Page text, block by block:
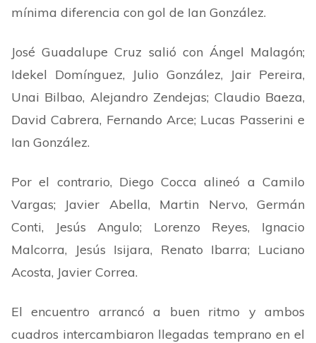
mínima diferencia con gol de Ian González.
José Guadalupe Cruz salió con Ángel Malagón;
Idekel Domínguez, Julio González, Jair Pereira,
Unai Bilbao, Alejandro Zendejas; Claudio Baeza,
David Cabrera, Fernando Arce; Lucas Passerini e
Ian González.
Por el contrario, Diego Cocca alineó a Camilo
Vargas; Javier Abella, Martin Nervo, Germán
Conti, Jesús Angulo; Lorenzo Reyes, Ignacio
Malcorra, Jesús Isijara, Renato Ibarra; Luciano
Acosta, Javier Correa.
El encuentro arrancó a buen ritmo y ambos
cuadros intercambiaron llegadas temprano en el